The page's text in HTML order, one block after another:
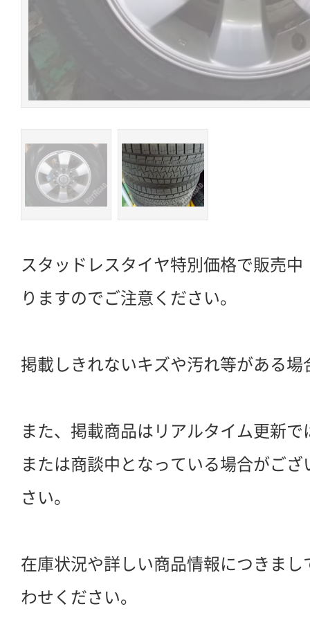
スタッドレスタイヤ特別価格で販売
りますのでご注意ください。
掲載しきれないキズや汚れ等がある場
また、掲載商品はリアルタイム更新
または商談中となっている場合がご
さい。
在庫状況や詳しい商品情報につきま
わせください。